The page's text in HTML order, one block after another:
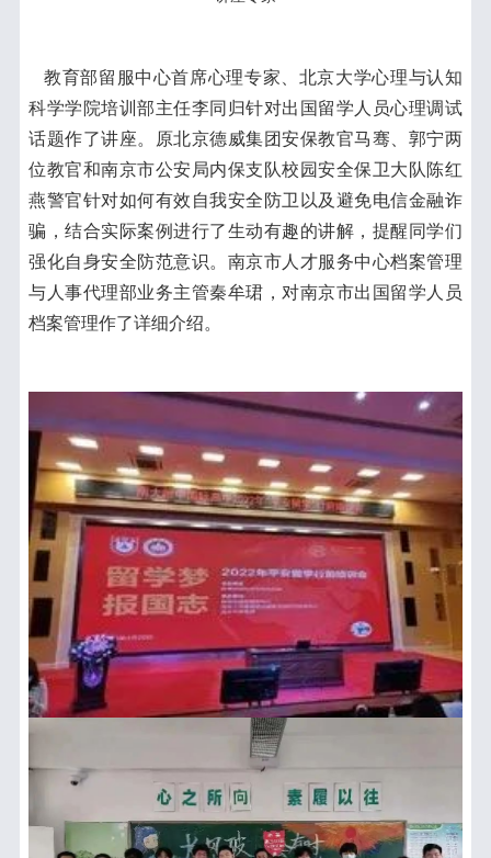
教育部留服中心首席心理专家、北京大学心理与认知
科学学院培训部主任李同归针对出国留学人员心理调试
话题作了讲座。原北京德威集团安保教官马骞、郭宁两
位教官和南京市公安局内保支队校园安全保卫大队陈红
燕警官针对如何有效自我安全防卫以及避免电信金融诈
骗，结合实际案例进行了生动有趣的讲解，提醒同学们
强化自身安全防范意识。南京市人才服务中心档案管理
与人事代理部业务主管秦牟珺，对南京市出国留学人员
档案管理作了详细介绍。